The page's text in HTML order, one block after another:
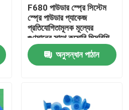
F680 পাউডার স্প্রে সিস্টেম
স্প্রে পাউডার প্যাকেজ
প্রতিযোগিতামূলক মূল্যের
গুণমানের সাথে কমোরি মিত্সুবিশি
রোল্যান্ডের জন্য দ্রুত শিপিংয়ের
গ্যারান্টিযুক্তঅনুসন্ধান পাঠান